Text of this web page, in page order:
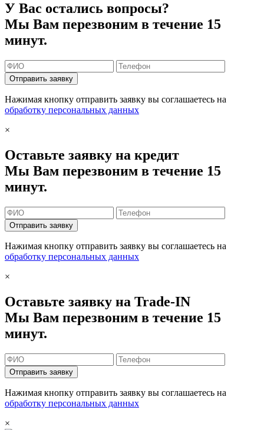
У Вас остались вопросы?
Мы Вам перезвоним в течение 15
минут.
Отправить заявку
Нажимая кнопку отправить заявку вы соглашаетесь на
обработку персональных данных
×
Оставьте заявку на кредит
Мы Вам перезвоним в течение 15
минут.
Отправить заявку
Нажимая кнопку отправить заявку вы соглашаетесь на
обработку персональных данных
×
Оставьте заявку на Trade-IN
Мы Вам перезвоним в течение 15
минут.
Отправить заявку
Нажимая кнопку отправить заявку вы соглашаетесь на
обработку персональных данных
×